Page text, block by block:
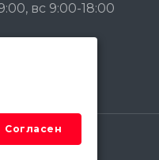
вс 9:00-18:00
Согласен